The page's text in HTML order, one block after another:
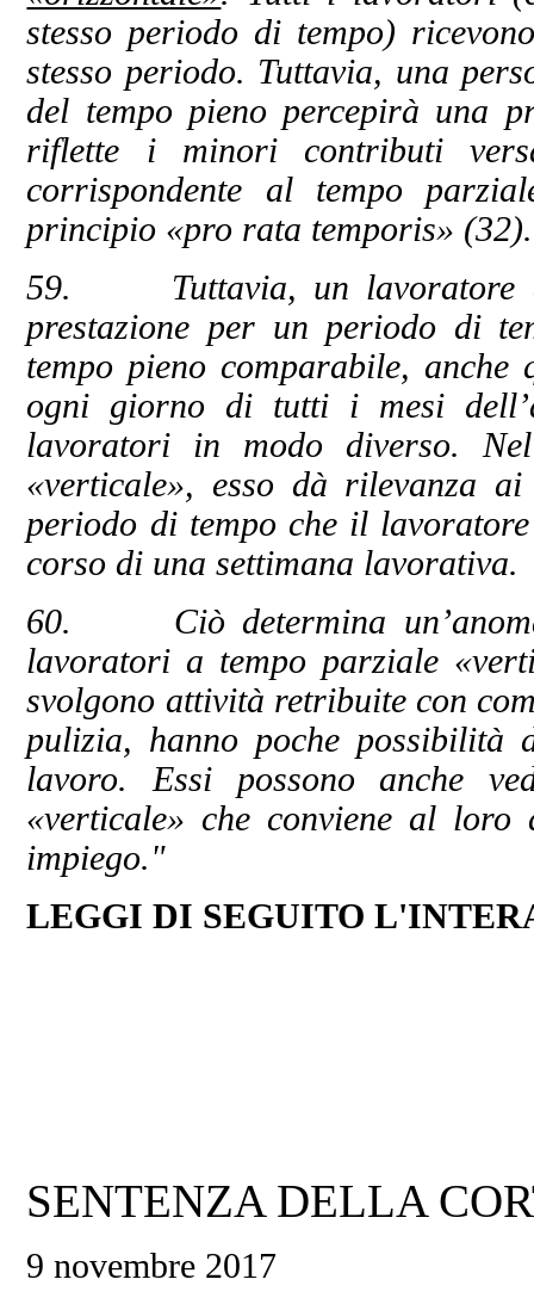
stesso periodo di tempo)
stesso periodo. Tuttavia, una
del tempo pieno percepirà una
riflette i minori contributi
corrispondente al tempo
principio «pro rata temporis» (32).
59. Tuttavia, un lavoratore a
prestazione per un periodo di
tempo pieno comparabile,
ogni giorno di tutti i mesi
lavoratori in modo diverso.
«verticale», esso dà rilevanza
periodo di tempo che il
corso di una settimana lavorativa.
60. Ciò determina
lavoratori a tempo parziale
svolgono attività retribuite con
pulizia, hanno poche
lavoro. Essi possono anche
«verticale» che conviene al
impiego."
LEGGI DI SEGUITO
SENTENZA DELLA
9 novembre 2017